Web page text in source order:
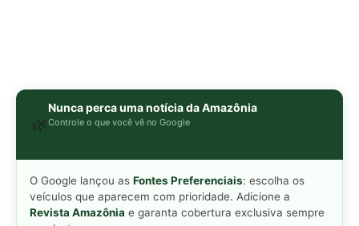
🌿
Nunca perca uma notícia da Amazônia
Controle o que você vê no Google
O Google lançou as Fontes Preferenciais: escolha os
veículos que aparecem com prioridade. Adicione a
Revista Amazônia e garanta cobertura exclusiva sempre